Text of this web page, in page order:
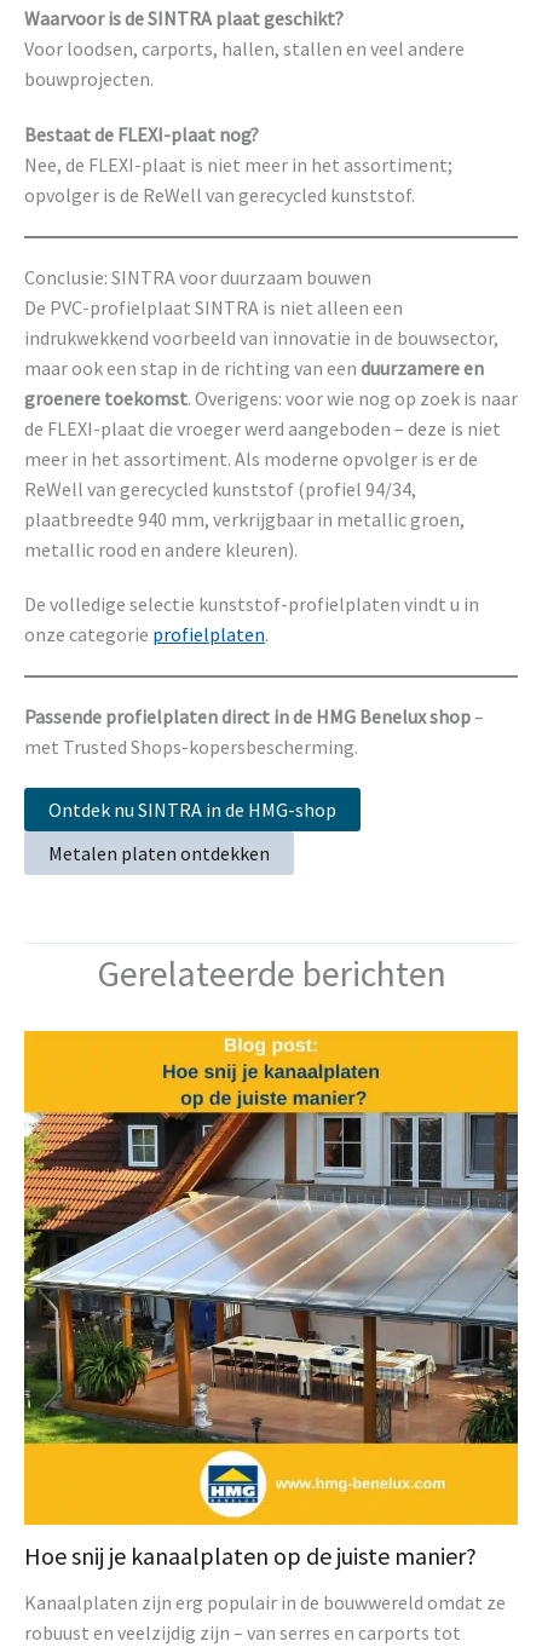
Waarvoor is de SINTRA plaat geschikt?
Voor loodsen, carports, hallen, stallen en veel andere
bouwprojecten.
Bestaat de FLEXI-plaat nog?
Nee, de FLEXI-plaat is niet meer in het assortiment;
opvolger is de ReWell van gerecycled kunststof.
Conclusie: SINTRA voor duurzaam bouwen
De PVC-profielplaat SINTRA is niet alleen een
indrukwekkend voorbeeld van innovatie in de bouwsector,
maar ook een stap in de richting van een duurzamere en
groenere toekomst. Overigens: voor wie nog op zoek is naar
de FLEXI-plaat die vroeger werd aangeboden – deze is niet
meer in het assortiment. Als moderne opvolger is er de
ReWell van gerecycled kunststof (profiel 94/34,
plaatbreedte 940 mm, verkrijgbaar in metallic groen,
metallic rood en andere kleuren).
De volledige selectie kunststof-profielplaten vindt u in
onze categorie profielplaten.
Passende profielplaten direct in de HMG Benelux shop–
met Trusted Shops-kopersbescherming.
Ontdek nu SINTRA in de HMG-shop
Metalen platen ontdekken
Gerelateerde berichten
Hoe snij je kanaalplaten op de juiste manier?
Kanaalplaten zijn erg populair in de bouwwereld omdat ze
robuust en veelzijdig zijn – van serres en carports tot